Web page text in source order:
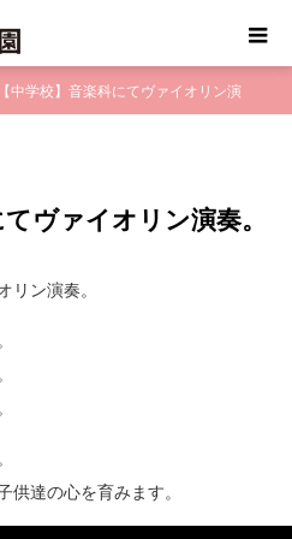
【中学校】音楽科にてヴァイオリン演
てヴァイオリン演奏。
リン演奏。
供達の心を育みます。